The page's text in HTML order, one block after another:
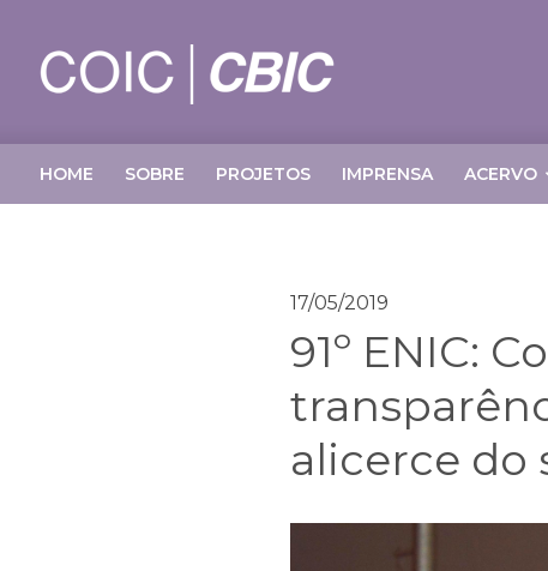
HOME SOBRE PROJETOS IMPRENSA ACERVO
17/05/2019
91º ENIC:
alicerce do